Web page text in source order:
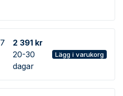
2 391 kr
20-30
dagar
Lägg i varukorg